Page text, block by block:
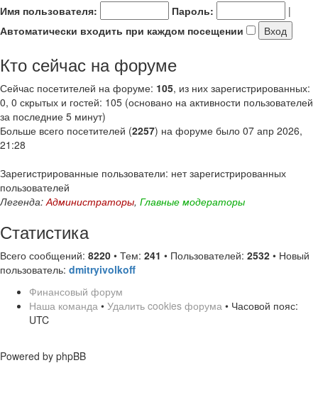
Имя пользователя: Пароль:
|
Автоматически входить при каждом посещении
Кто сейчас на форуме
Сейчас посетителей на форуме: 105, из них зарегистрированных:
0, 0 скрытых и гостей: 105 (основано на активности пользователей
за последние 5 минут)
Больше всего посетителей (2257) на форуме было 07 апр 2026,
21:28
Зарегистрированные пользователи: нет зарегистрированных
пользователей
Легенда: Администраторы, Главные модераторы
Статистика
Всего сообщений: 8220 • Тем: 241 • Пользователей: 2532 • Новый
пользователь: dmitryivolkoff
Финансовый форум
Наша команда • Удалить cookies форума • Часовой пояс:
UTC
Powered by phpBB